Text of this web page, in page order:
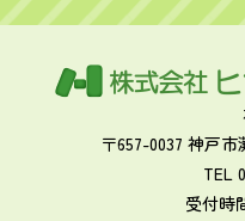
〒657-0037 神戸
TEL
受付時